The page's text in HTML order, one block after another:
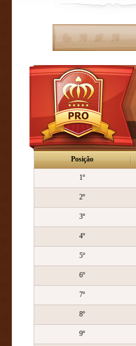
Posição
1º
2º
3º
4º
5º
6º
7º
8º
9º